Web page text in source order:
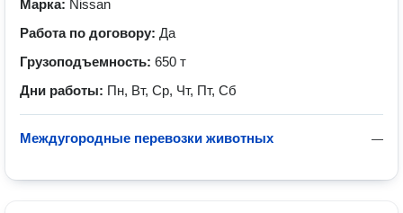
Марка: Nissan
Работа по договору: Да
Грузоподъемность: 650 т
Дни работы: Пн, Вт, Ср, Чт, Пт, Сб
—
Междугородные перевозки животных